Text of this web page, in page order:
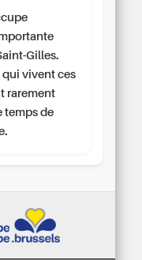
Gilles.
qui vivent ces
rarement
temps de